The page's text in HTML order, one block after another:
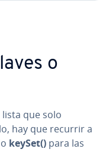
o
que solo
hay que recurrir a
keySet() para las